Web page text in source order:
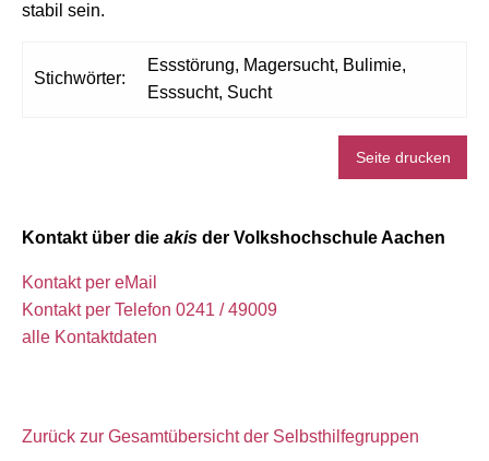
stabil sein.
Stichwörter:
Essstörung, Magersucht, Bulimie,
Esssucht, Sucht
Seite drucken
Kontakt über die akis der Volkshochschule Aachen
Kontakt per eMail
Kontakt per Telefon 0241 / 49009
alle Kontaktdaten
Zurück zur Gesamtübersicht der Selbsthilfegruppen